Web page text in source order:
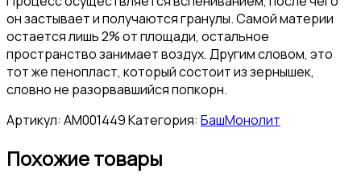
он застывает и получаются гранулы. Самой материи
остается лишь 2% от площади, остальное
пространство занимает воздух. Другим словом, это
тот же пенопласт, который состоит из зернышек,
словно не разорвавшийся попкорн.
Артикул: АМ001449Категория: БашМонолит
Похожие товары